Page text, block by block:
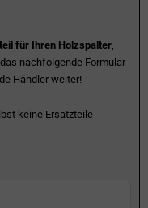
für Ihren Holzspalter
nachfolgende Formular
Händler weiter!
keine Ersatzteile